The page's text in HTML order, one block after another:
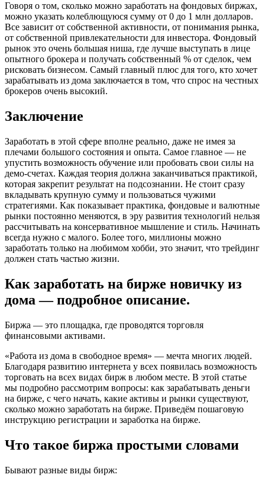
Говоря о том, сколько можно заработать на фондовых биржах,
можно указать колеблющуюся сумму от 0 до 1 млн долларов.
Все зависит от собственной активности, от понимания рынка,
от собственной привлекательности для инвестора. Фондовый
рынок это очень большая ниша, где лучше выступать в лице
опытного брокера и получать собственный % от сделок, чем
рисковать бизнесом. Самый главный плюс для того, кто хочет
зарабатывать из дома заключается в том, что спрос на честных
брокеров очень высокий.
Заключение
Заработать в этой сфере вполне реально, даже не имея за
плечами большого состояния и опыта. Самое главное — не
упустить возможность обучение или пробовать свои силы на
демо-счетах. Каждая теория должна заканчиваться практикой,
которая закрепит результат на подсознании. Не стоит сразу
вкладывать крупную сумму и пользоваться чужими
стратегиями. Как показывает практика, фондовые и валютные
рынки постоянно меняются, в эру развития технологий нельзя
рассчитывать на консервативное мышление и стиль. Начинать
всегда нужно с малого. Более того, миллионы можно
заработать только на любимом хобби, это значит, что трейдинг
должен стать частью жизни.
Как заработать на бирже новичку из
дома — подробное описание.
Биржа — это площадка, где проводятся торговля
финансовыми активами.
«Работа из дома в свободное время» — мечта многих людей.
Благодаря развитию интернета у всех появилась возможность
торговать на всех видах бирж в любом месте. В этой статье
мы подробно рассмотрим вопросы: как зарабатывать деньги
на бирже, с чего начать, какие активы и рынки существуют,
сколько можно заработать на бирже. Приведём пошаговую
инструкцию регистрации и заработка на бирже.
Что такое биржа простыми словами
Бывают разные виды бирж: